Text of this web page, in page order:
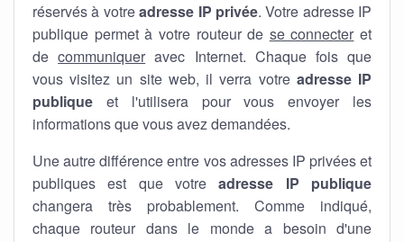
réservés à votreadresse IP privée. Votre adresse IP
publique permet à votre routeur de se connecter et
decommuniquer avec Internet. Chaque fois que
vous visitez un site web, il verra votre adresse IP
publique et l'utilisera pour vous envoyer les
informations que vous avez demandées.
Une autre différence entre vos adresses IP privées et
publiques est que votreadresse IP publique
changera très probablement. Comme indiqué,
chaque routeur dans le monde a besoin d'une